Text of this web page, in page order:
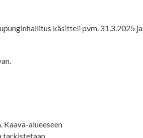
käsitteli pvm. 31.3.2025 ja
alueeseen
tarkistetaan